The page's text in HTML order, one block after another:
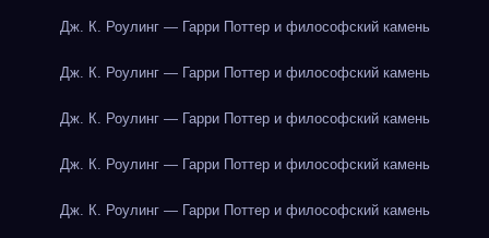
Дж. К. Роулинг — Гарри Поттер и философский камень
Дж. К. Роулинг — Гарри Поттер и философский камень
Дж. К. Роулинг — Гарри Поттер и философский камень
Дж. К. Роулинг — Гарри Поттер и философский камень
Дж. К. Роулинг — Гарри Поттер и философский камень